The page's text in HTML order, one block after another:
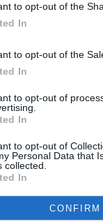
to opt-out of the
In
to opt-out of the
In
to opt-out of
In
to opt-out of
Personal Data that
collected.
In
CONFIRM
elementi di